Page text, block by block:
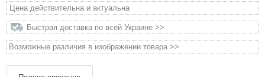
Цена действительна и актуальна
Быстрая доставка по всей Украине >>
Возможные различия в изображении товара >>
Товары для людей
Хозряд - хозтовары оптом
Популярные зоотовары